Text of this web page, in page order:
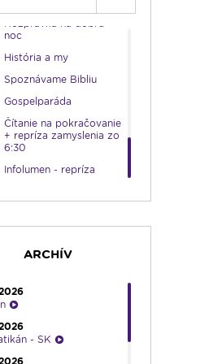
Rozprávka na dobrú
noc
História a my
Spoznávame Bibliu
Gospelparáda
Čítanie na pokračovanie
+ repríza zamyslenia zo
6:30
Infolumen - repríza
ARCHÍV
- SK